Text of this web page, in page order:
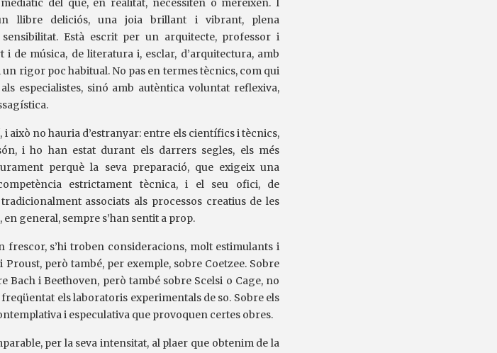
del que, en realitat, necessiten o mereixen. I
llibre deliciós, una joia brillant i vibrant, plena
sensibilitat. Està escrit per un arquitecte, professor i
i de música, de literatura i, esclar, d’arquitectura, amb
rigor poc habitual. No pas en termes tècnics, com qui
als especialistes, sinó amb autèntica voluntat reflexiva,
i això no hauria d’estranyar: entre els científics i tècnics,
i ho han estat durant els darrers segles, els més
perquè la seva preparació, que exigeix una
estrictament tècnica, i el seu ofici, de
associats als processos creatius de les
general, sempre s’han sentit a prop.
s’hi troben consideracions, molt estimulants i
però també, per exemple, sobre Coetzee. Sobre
Bach i Beethoven, però també sobre Scelsi o Cage, no
els laboratoris experimentals de so. Sobre els
i especulativa que provoquen certes obres.
per la seva intensitat, al plaer que obtenim de la